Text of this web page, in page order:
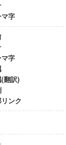
マ字
マ字
翻訳)
ンク